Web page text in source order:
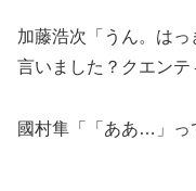
加藤浩次「うん。は
言いました？クエンテ
國村隼「「ああ…」っ